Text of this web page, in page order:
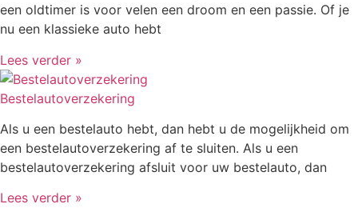
een oldtimer is voor velen een droom en een passie. Of je
nu een klassieke auto hebt
Lees verder »
Bestelautoverzekering
Als u een bestelauto hebt, dan hebt u de mogelijkheid om
een bestelautoverzekering af te sluiten. Als u een
bestelautoverzekering afsluit voor uw bestelauto, dan
Lees verder »